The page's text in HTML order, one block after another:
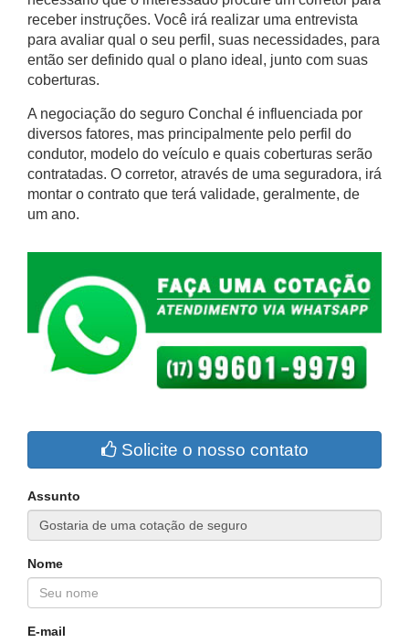
receber instruções. Você irá realizar uma entrevista
para avaliar qual o seu perfil, suas necessidades, para
então ser definido qual o plano ideal, junto com suas
coberturas.
A negociação do seguro Conchal é influenciada por
diversos fatores, mas principalmente pelo perfil do
condutor, modelo do veículo e quais coberturas serão
contratadas. O corretor, através de uma seguradora, irá
montar o contrato que terá validade, geralmente, de
um ano.
Solicite o nosso contato
Assunto
Nome
E-mail